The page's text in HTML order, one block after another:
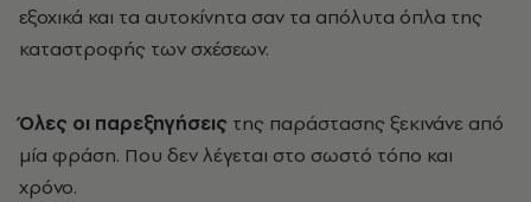
εξοχικά και τα αυτοκίνητα σαν τα απόλυτα όπλα της
καταστροφής των σχέσεων.
Όλες οι παρεξηγήσεις της παράστασης ξεκινάνε από
μία φράση. Που δεν λέγεται στο σωστό τόπο και
χρόνο.